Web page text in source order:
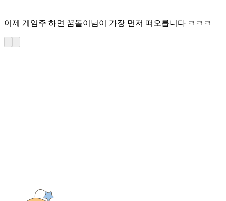
이제 게임주 하면 꿈돌이님이 가장 먼저 떠오릅니다 ㅋㅋㅋ